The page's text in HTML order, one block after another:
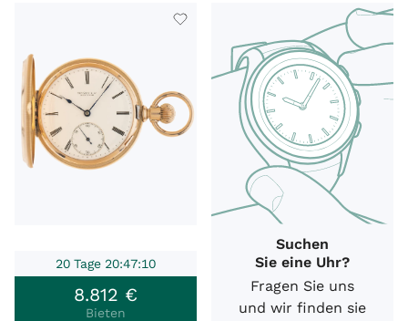
MARKE MODEL
LIEFERZEIT WERK SORTIEREN
20 Tage 20:47:10
8.812 €
Bieten
Suchen
Sie eine Uhr?
Fragen Sie uns
und wir finden sie